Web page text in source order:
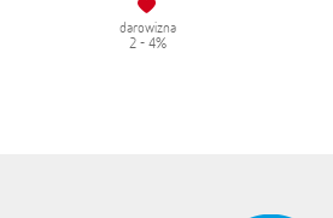
darowizna
2 - 4%